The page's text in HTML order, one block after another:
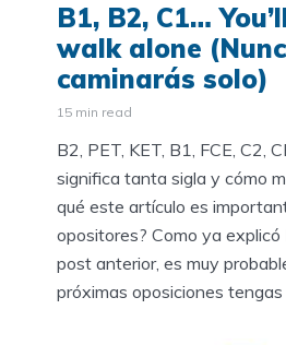
B1, B2, C1…
walk alone
caminarás solo)
15 min read
B2, PET, KET, B1, FCE, C2,
significa tanta sigla y cómo
qué este artículo es
opositores? Como ya explicó
post anterior, es muy
próximas oposiciones tengas